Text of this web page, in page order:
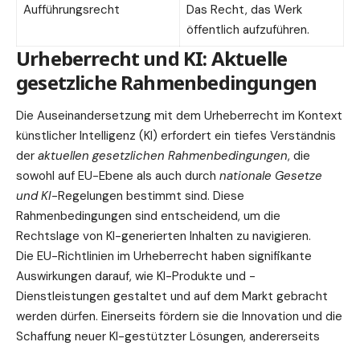
Aufführungsrecht
Das Recht, das Werk
öffentlich aufzuführen.
Urheberrecht und KI: Aktuelle
gesetzliche Rahmenbedingungen
Die Auseinandersetzung mit dem Urheberrecht im Kontext
künstlicher Intelligenz (KI) erfordert ein tiefes Verständnis
der aktuellen gesetzlichen Rahmenbedingungen, die
sowohl auf EU-Ebene als auch durch nationale Gesetze
und KI-Regelungen bestimmt sind. Diese
Rahmenbedingungen sind entscheidend, um die
Rechtslage von KI-generierten Inhalten zu navigieren.
Die EU-Richtlinien im Urheberrecht haben signifikante
Auswirkungen darauf, wie KI-Produkte und -
Dienstleistungen gestaltet und auf dem Markt gebracht
werden dürfen. Einerseits fördern sie die Innovation und die
Schaffung neuer KI-gestützter Lösungen, andererseits